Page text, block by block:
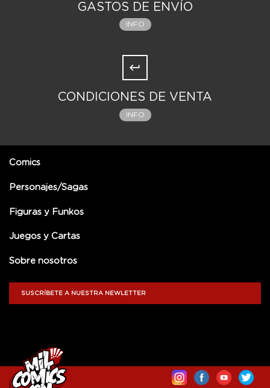
GASTOS DE ENVÍO
INFO
CONDICIONES DE VENTA
INFO
Comics
Personajes/Sagas
Figuras y Funkos
Juegos y Cartas
Sobre nosotros
SUSCRÍBETE A NUESTRA NEWLETTER